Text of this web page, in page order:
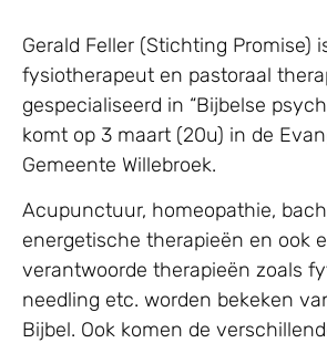
Gerald Feller (Stichting Promise)
fysiotherapeut en pastoraal
gespecialiseerd in “Bijbelse
komt op 3 maart (20u) in de
Gemeente Willebroek.
Acupunctuur, homeopathie,
energetische therapieën en ook
verantwoorde therapieën zoals
needling etc. worden bekeken
Bijbel. Ook komen de